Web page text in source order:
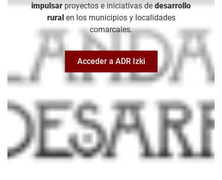
impulsarproyectos e iniciativas dedesarrollo
rural en los municipios y localidades
comarcales.
Acceder a ADR Izki